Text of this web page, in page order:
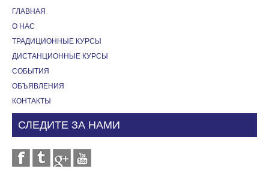
ГЛАВНАЯ
О НАС
ТРАДИЦИОННЫЕ КУРСЫ
ДИСТАНЦИОННЫЕ КУРСЫ
СОБЫТИЯ
OБЪЯВЛЕНИЯ
КОНТАКТЫ
СЛЕДИТЕ ЗА НАМИ